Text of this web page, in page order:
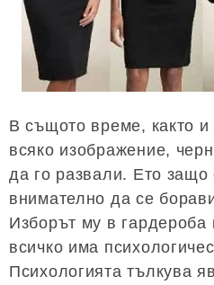
В същото време, както
всяко изображение,
да го развали. Ето защо
внимателно да се
Изборът му в гардероба
всичко има
Психологията тълкува